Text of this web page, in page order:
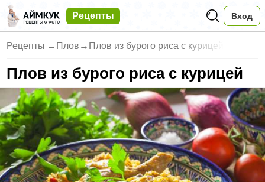
Рецепты Вход
Рецепты → Плов → Плов из бурого риса с курицей
Плов из бурого риса с курицей